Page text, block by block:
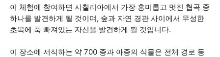
이 체험에 참여하면 시칠리아에서 가장 흥미롭고 멋진 협곡 중
하나를 발견하게 될 것이며, 숲과 자연 경관 사이에서 무성한
초목에 푹 빠져있는 자신을 발견하게 될 것입니다.
이 장소에 서식하는 약 700 종과 아종의 식물은 전체 경로 동